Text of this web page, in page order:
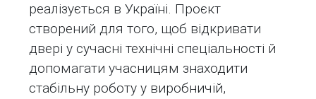
реалізується в Україні. Проєкт
створений для того, щоб відкривати
двері у сучасні технічні спеціальності й
допомагати учасницям знаходити
стабільну роботу у виробничій,